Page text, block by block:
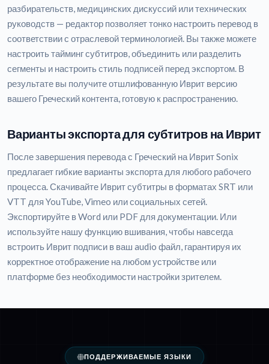
разбирательств, медицинских дискуссий или технических
руководств — редактор позволяет тонко настроить перевод в
соответствии с отраслевой терминологией. Вы также можете
настроить тайминг субтитров, объединить или разделить
сегменты и настроить стиль подписей перед экспортом. В
результате вы получите отшлифованную Иврит версию
вашего Греческий контента, готовую к распространению.
Варианты экспорта для субтитров на Иврит
После завершения перевода с Греческий на Иврит Sonix
предлагает гибкие варианты экспорта для любого рабочего
процесса. Скачивайте Иврит субтитры в форматах SRT или
VTT для YouTube, Vimeo или социальных сетей.
Экспортируйте в Word или PDF для документации. Или
используйте нашу функцию вшивания, чтобы навсегда
встроить Иврит подписи в ваш audio файл, гарантируя их
корректное отображение на любом устройстве или
платформе без необходимости настройки зрителем.
ПОДДЕРЖИВАЕМЫЕ ЯЗЫКИ